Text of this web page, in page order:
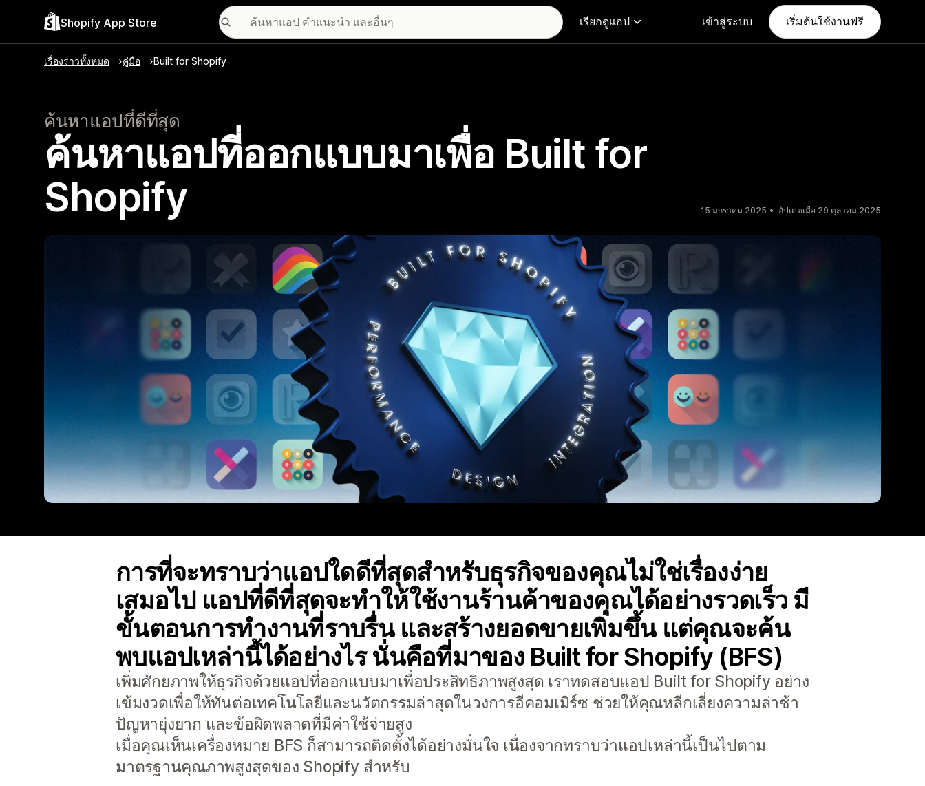
Shopify App Store เรียกดูแอป เข้าสู่ระบบ เริ่มต้นใช้งานฟรี
เรื่องราวทั้งหมด คู่มือ Built for Shopify
ค้นหาแอปที่ดีที่สุด
ค้นหาแอปที่ออกแบบมาเพื่อ Built for
Shopify
15 มกราคม 2025 อัปเดตเมื่อ 29 ตุลาคม 2025
การที่จะทราบว่าแอปใดดีที่สุดสำหรับธุรกิจของคุณไม่ใช่เรื่องง่าย
เสมอไป แอปที่ดีที่สุดจะทำให้ใช้งานร้านค้าของคุณได้อย่างรวดเร็ว มี
ขั้นตอนการทำงานที่ราบรื่น และสร้างยอดขายเพิ่มขึ้น แต่คุณจะค้น
พบแอปเหล่านี้ได้อย่างไร นั่นคือที่มาของ Built for Shopify (BFS)
เพิ่มศักยภาพให้ธุรกิจด้วยแอปที่ออกแบบมาเพื่อประสิทธิภาพสูงสุด เราทดสอบแอป Built for Shopify อย่าง
เข้มงวดเพื่อให้ทันต่อเทคโนโลยีและนวัตกรรมล่าสุดในวงการอีคอมเมิร์ซ ช่วยให้คุณหลีกเลี่ยงความล่าช้า
ปัญหายุ่งยาก และข้อผิดพลาดที่มีค่าใช้จ่ายสูง
เมื่อคุณเห็นเครื่องหมาย BFS ก็สามารถติดตั้งได้อย่างมั่นใจ เนื่องจากทราบว่าแอปเหล่านี้เป็นไปตาม
มาตรฐานคุณภาพสูงสุดของ Shopify สำหรับ